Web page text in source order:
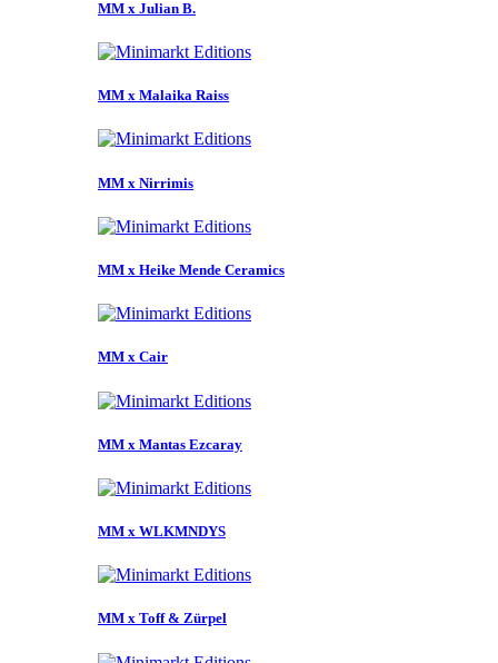
MM x Julian B.
MM x Malaika Raiss
MM x Nirrimis
MM x Heike Mende Ceramics
MM x Cair
MM x Mantas Ezcaray
MM x WLKMNDYS
MM x Toff & Zürpel